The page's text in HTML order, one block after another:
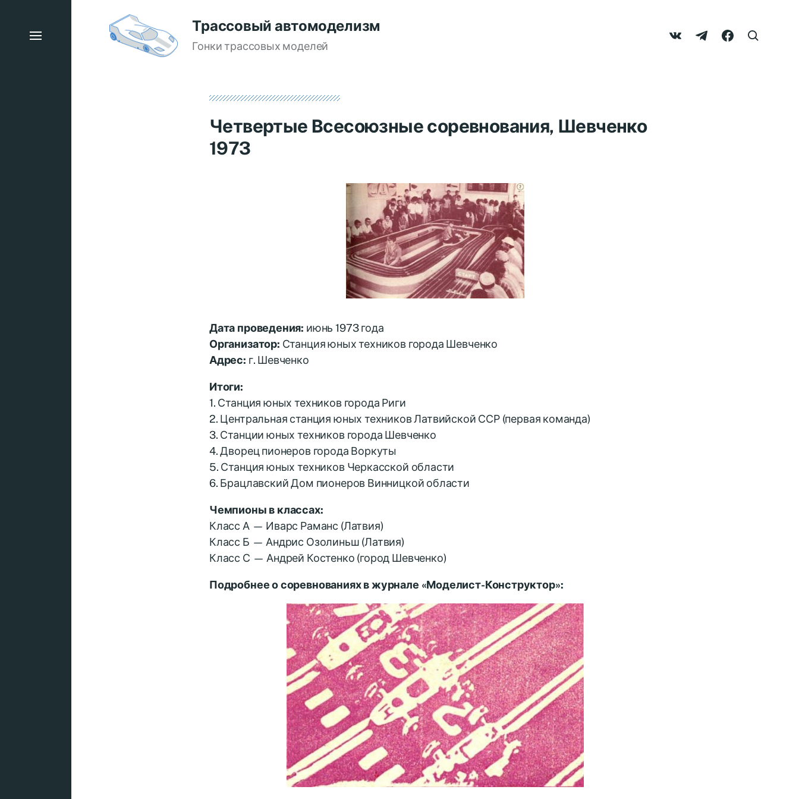
Трассовый автомоделизм
Гонки трассовых моделей
Четвертые Всесоюзные соревнования, Шевченко
1973
Дата проведения: июнь 1973 года
Организатор: Станция юных техников города Шевченко
Адрес: г. Шевченко
Итоги:
1. Станция юных техников города Риги
2. Центральная станция юных техников Латвийской ССР (первая команда)
3. Станции юных техников города Шевченко
4. Дворец пионеров города Воркуты
5. Станция юных техников Черкасской области
6. Брацлавский Дом пионеров Винницкой области
Чемпионы в классах:
Класс А — Иварс Раманс (Латвия)
Класс Б — Андрис Озолиньш (Латвия)
Класс С — Андрей Костенко (город Шевченко)
Подробнее о соревнованиях в журнале «Моделист-Конструктор»: